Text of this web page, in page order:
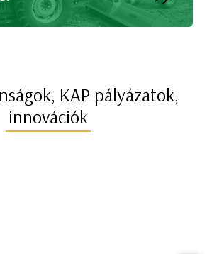
KAP pályázatok,
innovációk